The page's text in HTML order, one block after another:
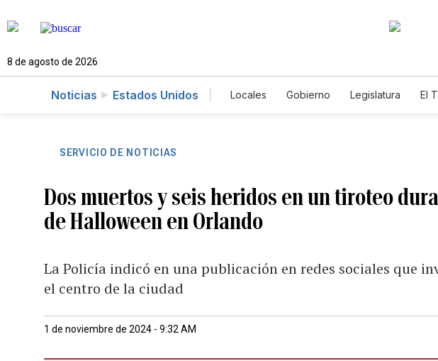
8 de agosto de 2026
Noticias Estados Unidos Locales Gobierno Legislatura El
SERVICIO DE NOTICIAS
Dos muertos y seis heridos en un tiroteo
de Halloween en Orlando
La Policía indicó en una publicación en redes sociales que
el centro de la ciudad
1 de noviembre de 2024 - 9:32 AM